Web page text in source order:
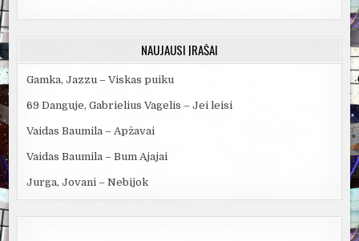
NAUJAUSI ĮRAŠAI
Gamka, Jazzu – Viskas puiku
69 Danguje, Gabrielius Vagelis – Jei leisi
Vaidas Baumila – Apžavai
Vaidas Baumila – Bum Ajajai
Jurga, Jovani – Nebijok